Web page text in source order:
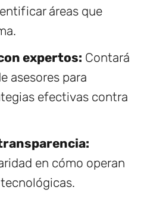
áreas que
expertos: Contará
asesores para
efectivas contra
en cómo operan